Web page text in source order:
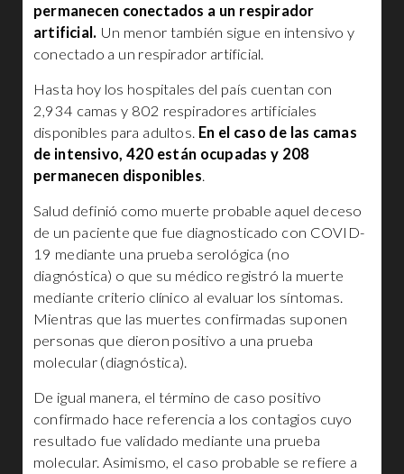
permanecen conectados a un respirador
artificial. Un menor también sigue en intensivo y
conectado a un respirador artificial.
Hasta hoy los hospitales del país cuentan con
2,934 camas y 802 respiradores artificiales
disponibles para adultos. En el caso de las camas
de intensivo, 420 están ocupadas y 208
permanecen disponibles.
Salud definió como muerte probable aquel deceso
de un paciente que fue diagnosticado con COVID-
19 mediante una prueba serológica (no
diagnóstica) o que su médico registró la muerte
mediante criterio clínico al evaluar los síntomas.
Mientras que las muertes confirmadas suponen
personas que dieron positivo a una prueba
molecular (diagnóstica).
De igual manera, el término de caso positivo
confirmado hace referencia a los contagios cuyo
resultado fue validado mediante una prueba
molecular. Asimismo, el caso probable se refiere a